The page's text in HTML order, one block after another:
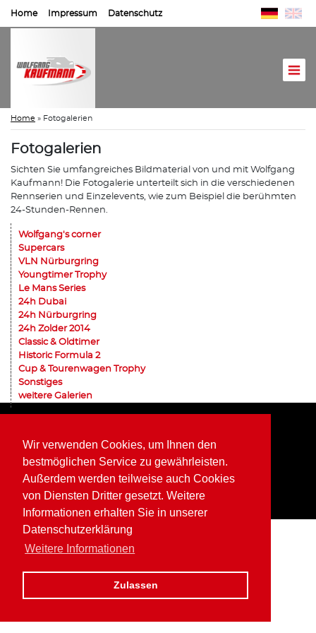
Wir verwenden Cookies, um Ihnen den
bestmöglichen Service zu gewährleisten.
Außerdem werden teilweise auch Cookies
von Diensten Dritter gesetzt. Weitere
Informationen erhalten Sie in unserer
Datenschutzerklärung
Weitere Informationen
Zulassen
Home Impressum Datenschutz
Home » Fotogalerien
Fotogalerien
Sichten Sie umfangreiches Bildmaterial von und mit Wolfgang
Kaufmann! Die Fotogalerie unterteilt sich in die verschiedenen
Rennserien und Einzelevents, wie zum Beispiel die berühmten
24-Stunden-Rennen.
Wolfgang's corner
Supercars
VLN Nürburgring
Youngtimer Trophy
Le Mans Series
24h Dubai
24h Nürburgring
24h Zolder 2014
Classic & Oldtimer
Historic Formula 2
Cup & Tourenwagen Trophy
Sonstiges
weitere Galerien